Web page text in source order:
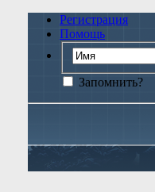
Регистрация
Помощь
Запомнить?